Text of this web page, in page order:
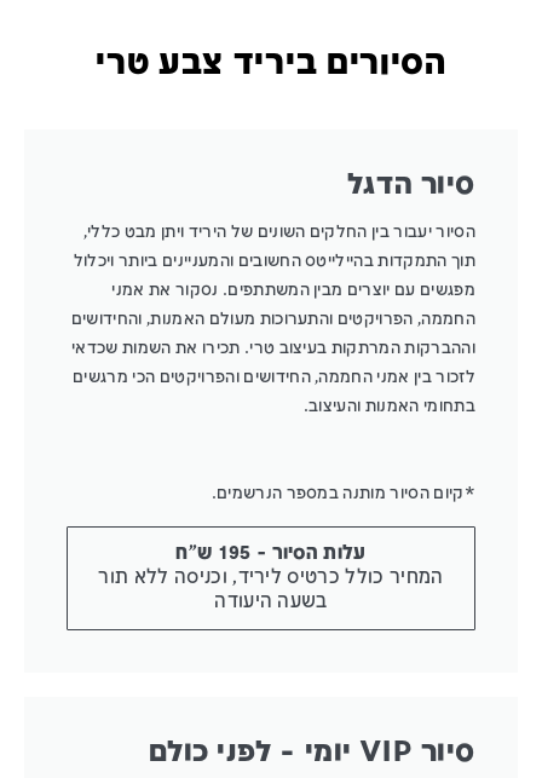
הסיורים ביריד צבע טרי
סיור הדגל
הסיור יעבור בין החלקים השונים של היריד ויתן מבט כללי,
תוך התמקדות בהיילייטס החשובים והמעניינים ביותר ויכלול
מפגשים עם יוצרים מבין המשתתפים. נסקור את אמני
החממה, הפרויקטים והתערוכות מעולם האמנות, והחידושים
וההברקות המרתקות בעיצוב טרי. תכירו את השמות שכדאי
לזכור בין אמני החממה, החידושים והפרויקטים הכי מרגשים
בתחומי האמנות והעיצוב.
*קיום הסיור מותנה במספר הנרשמים.
עלות הסיור - 195 ש"ח
המחיר כולל כרטיס ליריד, וכניסה ללא תור
בשעה היעודה
סיור VIP יומי - לפני כולם